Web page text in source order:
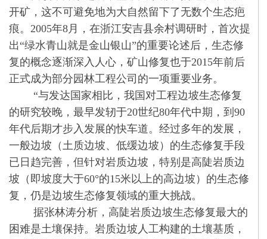
开矿，这不可避免地为大自然留下了无数个生态疤
痕。2005年8月，在浙江安吉县余村调研时，首次提
出“绿水青山就是金山银山”的重要论述后，生态修
复的概念逐渐深入人心，矿山修复也于2015年前后
正式成为部分园林工程公司的一项重要业务。
“与发达国家相比，我国对工程边坡生态修复
的研究较晚，最早发轫于20世纪80年代中期，到90
年代后期才步入发展的快车道。经过多年的发展，
一般边坡（土质边坡、低缓边坡）的生态修复手段
已日趋完善，但针对岩质边坡，特别是高陡岩质边
坡（即坡度大于60°的15米以上的高边坡）的生态修
复，仍是边坡生态修复领域的重大挑战。
据张林涛分析，高陡岩质边坡生态修复最大的
困难是土壤保持。岩质边坡人工构建的土壤基质，